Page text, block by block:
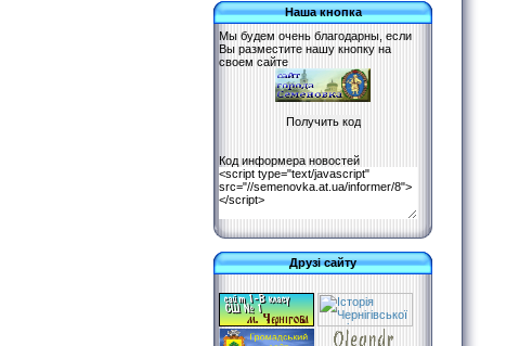
Наша кнопка
Мы будем очень благодарны, если
Вы разместите нашу кнопку на
своем сайте
Код информера новостей
Друзі сайту